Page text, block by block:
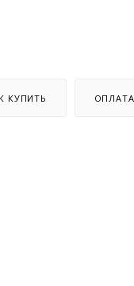
КУПИТЬ ОПЛАТА